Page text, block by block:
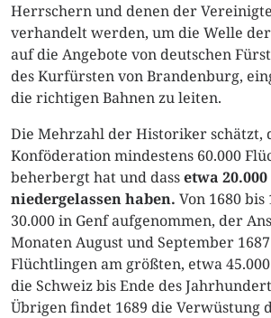
Herrschern und denen der
verhandelt werden, um die Welle
auf die Angebote von deutschen
des Kurfürsten von Brandenburg,
die richtigen Bahnen zu leiten.
Die Mehrzahl der Historiker schätzt,
Konföderation mindestens 60.000
beherbergt hat und dassetwa
niedergelassen haben. Von 1680
30.000 in Genf aufgenommen, der
Monaten August und September
Flüchtlingen am größten, etwa
die Schweiz bis Ende des
Übrigen findet 1689 die Verwüstung